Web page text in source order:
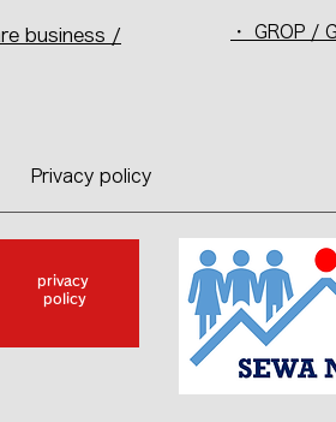
business /
・ GROP /
Privacy policy
privacy
​ policy